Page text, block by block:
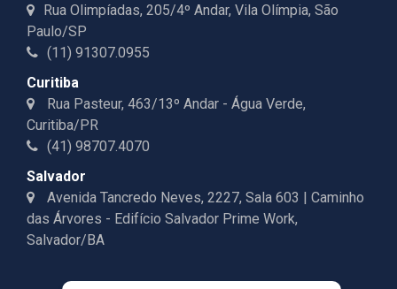
Rua Olimpíadas, 205/4º Andar, Vila Olímpia, São
Paulo/SP
(11) 91307.0955
Curitiba
Rua Pasteur, 463/13º Andar - Água Verde,
Curitiba/PR
(41) 98707.4070
Salvador
Avenida Tancredo Neves, 2227, Sala 603 | Caminho
das Árvores - Edifício Salvador Prime Work,
Salvador/BA